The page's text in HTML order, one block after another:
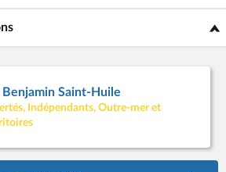
d’informations</b>
Benjamin Saint-Huile
Indépendants, Outre-mer et